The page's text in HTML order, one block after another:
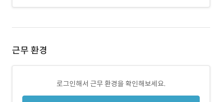
근무 환경
로그인해서 근무 환경을 확인해보세요.